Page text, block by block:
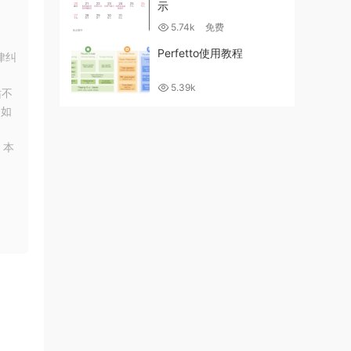
纠
本
示
5.74k 免费
Perfetto使用教程
5.39k